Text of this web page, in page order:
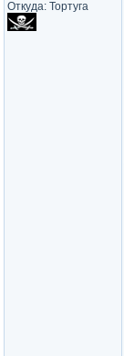
Откуда: Тортуга